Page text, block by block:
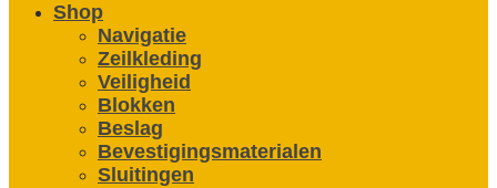
Shop
Navigatie
Zeilkleding
Veiligheid
Blokken
Beslag
Bevestigings­­materialen
Sluitingen